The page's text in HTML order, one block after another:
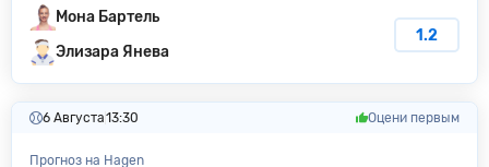
Мона Бартель
Элизара Янева
1.2
6 Августа13:30 Оцени первым
Прогноз на Hagen